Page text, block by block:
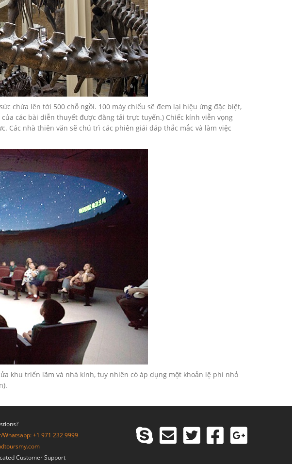
chứa lên tới 500 chỗ ngồi. 100 máy chiếu sẽ đem lại hiệu ứng đặc biệt,
các bài diễn thuyết được đăng tải trực tuyến.) Chiếc kính viễn vọng
Các nhà thiên văn sẽ chủ trì các phiên giải đáp thắc mắc và làm việc
khu triển lãm và nhà kính, tuy nhiên có áp dụng một khoản lệ phí nhỏ
Whatsapp: +1 971 232 9999
Customer Support